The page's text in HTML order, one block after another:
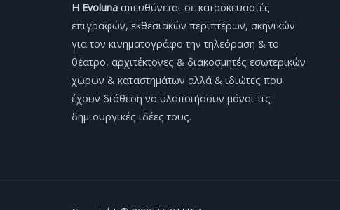
H Evoluna απευθύνεται σε κατασκευαστές
επιγραφών, εκθεσιακών περιπτέρων, σκηνικών
για τον κινηματογράφο την τηλεόραση & το
θέατρο, αρχιτέκτονες & διακοσμητές εσωτερικών
χώρων & καταστημάτων αλλά & ιδιώτες που
έχουν διάθεση να υλοποιήσουν μόνοι τις
δημιουργικές ιδέες τους.